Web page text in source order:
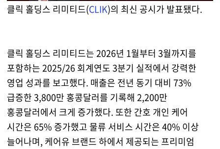
클릭 홀딩스 리미티드(CLIK)의 최신 공시가 발표됐다.
클릭 홀딩스 리미티드는 2026년 1월부터 3월까지를
포함하는 2025/26 회계연도 3분기 실적에서 강력한
영업 성과를 보고했다. 매출은 전년 동기 대비 73%
급증한 3,800만 홍콩달러를 기록해 2,200만
홍콩달러에서 크게 증가했다. 또한 간호 개인 케어
시간은 65% 증가했고 물류 서비스 시간은 40% 이상
늘어나며, 케어유 브랜드 하에서 제공되는 프리미엄